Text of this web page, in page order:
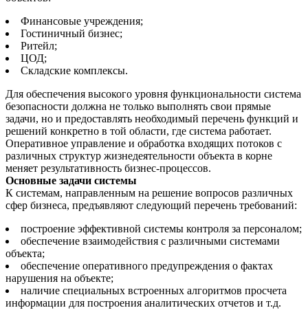
Финансовые учреждения;
Гостиничный бизнес;
Ритейл;
ЦОД;
Складские комплексы.
Для обеспечения высокого уровня функциональности система
безопасности должна не только выполнять свои прямые
задачи, но и предоставлять необходимый перечень функций и
решений конкретно в той области, где система работает.
Оперативное управление и обработка входящих потоков с
различных структур жизнедеятельности объекта в корне
меняет результативность бизнес-процессов.
Основные задачи системы
К системам, направленным на решение вопросов различных
сфер бизнеса, предъявляют следующий перечень требований:
построение эффективной системы контроля за персоналом;
обеспечение взаимодействия с различными системами
объекта;
обеспечение оперативного предупреждения о фактах
нарушения на объекте;
наличие специальных встроенных алгоритмов просчета
информации для построения аналитических отчетов и т.д.